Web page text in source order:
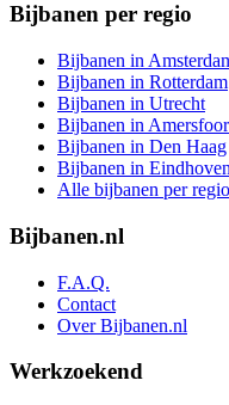
Bijbanen per regio
Bijbanen in
Bijbanen in Rotterdam
Bijbanen in Utrecht
Bijbanen in
Bijbanen in Den Haag
Bijbanen in Eindhoven
Alle bijbanen per regio
Bijbanen.nl
F.A.Q.
Contact
Over Bijbanen.nl
Werkzoekend